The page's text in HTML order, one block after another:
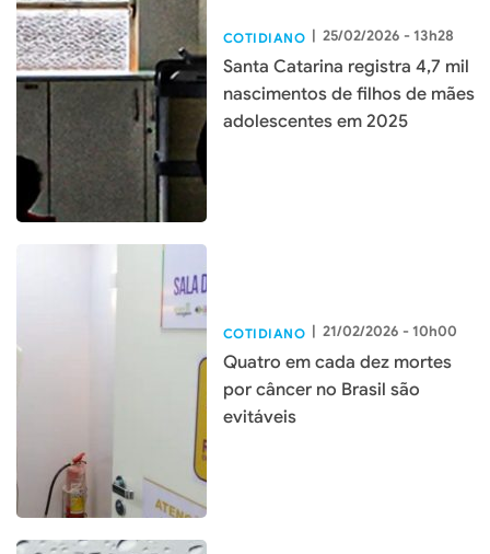
COTIDIANO | 25/02/2026 - 13h28
Santa Catarina registra 4,7 mil
nascimentos de filhos de mães
adolescentes em 2025
COTIDIANO | 21/02/2026 - 10h00
Quatro em cada dez mortes
por câncer no Brasil são
evitáveis